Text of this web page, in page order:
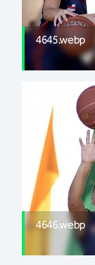
4645.webp
4646.webp